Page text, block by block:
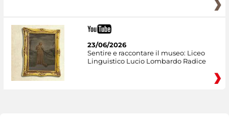
23/06/2026
Sentire e raccontare il museo: Liceo
Linguistico Lucio Lombardo Radice